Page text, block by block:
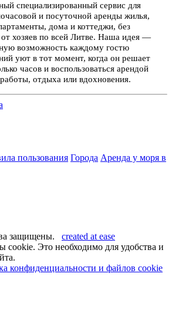
специализированный сервис для
и посуточной аренды жилья,
дома и коттеджи, без
хозяев по всей Литве. Наша идея —
возможность каждому гостю
уют в тот момент, когда он решает
часов и воспользоваться арендой
отдыха или вдохновения.
пользования Города Аренда у моря в
защищены. created at ease
Это необходимо для удобства и
конфиденциальности и файлов cookie